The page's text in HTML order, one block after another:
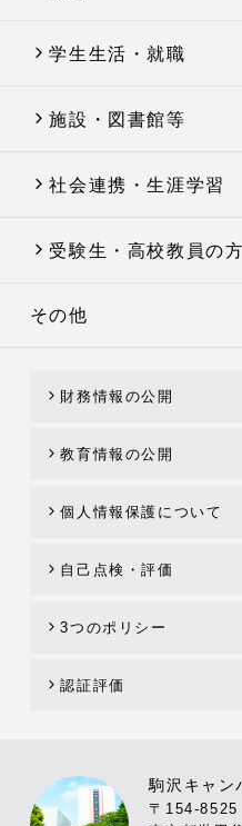
学生生活・就職
施設・図書館等
社会連携・生涯学習
受験生・高校教員の方
その他
財務情報の公開
教育情報の公開
個人情報保護について
自己点検・評価
3つのポリシー
認証評価
駒沢キャン
〒154-8525